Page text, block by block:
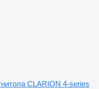
CLARION 4-series